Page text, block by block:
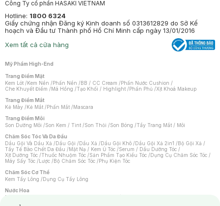
Công Ty cổ phần HASAKI VIETNAM
Hotline: 1800 6324
Giấy chứng nhận Đăng ký Kinh doanh số 0313612829 do Sở Kế
hoạch và Đầu tư Thành phố Hồ Chí Minh cấp ngày 13/01/2016
Xem tất cả cửa hàng
Mỹ Phẩm High-End
Trang Điểm Mặt
Kem Lót /Kem Nền /Phấn Nền /BB / CC Cream /Phấn Nước Cushion /
Che Khuyết Điểm /Má Hồng /Tạo Khối / Highlight /Phấn Phủ /Xịt Khoá Makeup
Trang Điểm Mắt
Kẻ Mày /Kẻ Mắt /Phấn Mắt /Mascara
Trang Điểm Môi
Son Dưỡng Môi /Son Kem / Tint /Son Thỏi /Son Bóng /Tẩy Trang Mắt / Môi
Chăm Sóc Tóc Và Da Đầu
Dầu Gội Và Dầu Xả /Dầu Gội /Dầu Xả /Dầu Gội Khô /Dầu Gội Xả 2in1 /Bộ Gội Xả /
Tẩy Tế Bào Chết Da Đầu /Mặt Nạ / Kem Ủ Tóc /Serum / Dầu Dưỡng Tóc /
Xịt Dưỡng Tóc /Thuốc Nhuộm Tóc /Sản Phẩm Tạo Kiểu Tóc /Dụng Cụ Chăm Sóc Tóc /
Máy Sấy Tóc /Lược /Bộ Chăm Sóc Tóc /Phụ Kiện Tóc
Chăm Sóc Cơ Thể
Kem Tẩy Lông /Dụng Cụ Tẩy Lông
Nước Hoa
Nước Hoa Nữ